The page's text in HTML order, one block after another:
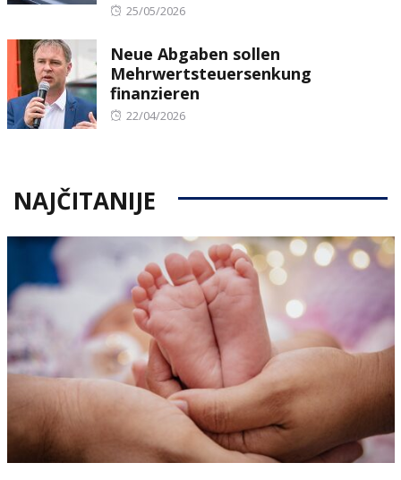
Posted
25/05/2026
Neue Abgaben sollen
Mehrwertsteuersenkung
finanzieren
Posted
22/04/2026
NAJČITANIJE